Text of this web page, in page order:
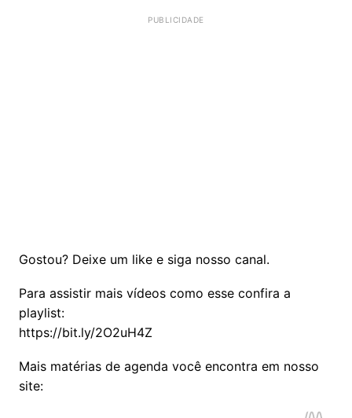
Gostou? Deixe um like e siga nosso canal.
Para assistir mais vídeos como esse confira a
playlist:
https://bit.ly/2O2uH4Z
Mais matérias de agenda você encontra em nosso
site: